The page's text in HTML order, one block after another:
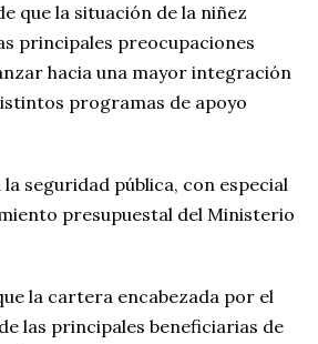
que la situación de la niñez
principales preocupaciones
hacia una mayor integración
programas de apoyo
seguridad pública, con especial
presupuestal del Ministerio
la cartera encabezada por el
las principales beneficiarias de